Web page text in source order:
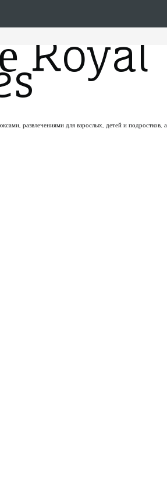
Royal
развлечениями для взрослых, детей и подростков, а